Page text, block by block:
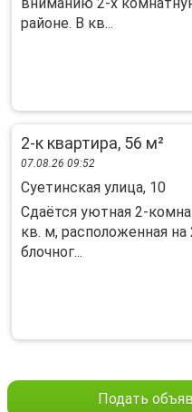
районе. В кв...
2-к квартира, 56 м²
07.08.26 09:52
Суетинская улица, 10
Сдаётся уютная 2-
кв. м, расположенная
блочног...
Подать